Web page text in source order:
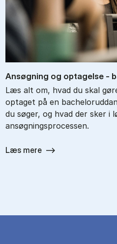
An­søg­ning og op­ta­gel­se -
Læs alt om, hvad du skal
optaget på en
du søger, og hvad der sker i
ansøgningsprocessen.
Læs mere